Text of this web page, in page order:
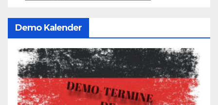
Demo Kalender